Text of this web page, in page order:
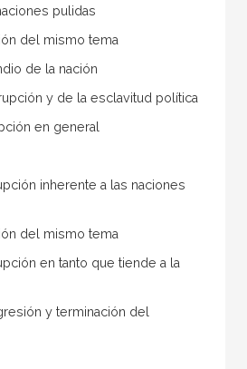
pulidas
del mismo tema
de la nación
y de la esclavitud política
en general
inherente a las naciones
del mismo tema
en tanto que tiende a la
y terminación del